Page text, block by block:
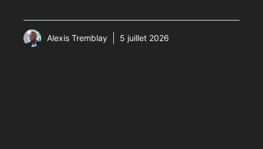
Alexis Tremblay 5 juillet 2026